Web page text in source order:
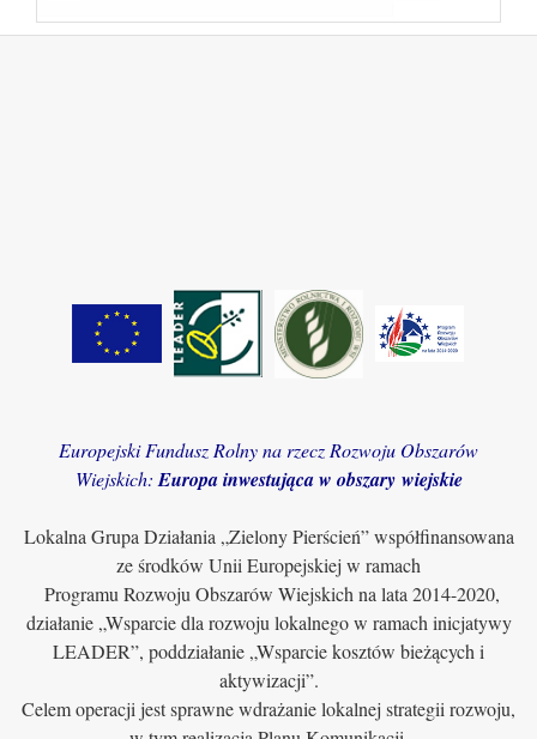
Europejski Fundusz Rolny na rzecz Rozwoju Obszarów
Wiejskich: Europa inwestująca w obszary wiejskie
Lokalna Grupa Działania „Zielony Pierścień” współfinansowana
ze środków Unii Europejskiej w ramach
Programu Rozwoju Obszarów Wiejskich na lata 2014-2020,
działanie „Wsparcie dla rozwoju lokalnego w ramach inicjatywy
LEADER”, poddziałanie „Wsparcie kosztów bieżących i
aktywizacji”.
Celem operacji jest sprawne wdrażanie lokalnej strategii rozwoju,